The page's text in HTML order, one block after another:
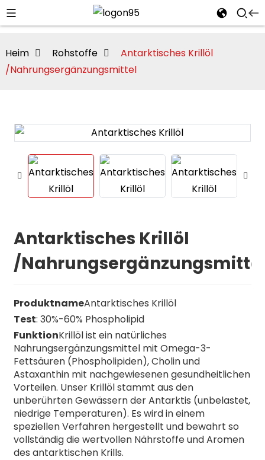
Heim Rohstoffe
Antarktisches Krillöl
/Nahrungsergänzungsmittel
Antarktisches Krillöl
/
ProduktnameAntarktisches Krillöl
Test: 30%-60% Phospholipid
FunktionKrillöl ist ein natürliches
Nahrungsergänzungsmittel mit Omega-3-
Fettsäuren (Phospholipiden), Cholin und
Astaxanthin mit nachgewiesenen gesundheitlichen
Vorteilen. Unser Krillöl stammt aus den
unberührten Gewässern der Antarktis (unbelastet,
niedrige Temperaturen). Es wird in einem
speziellen Verfahren hergestellt und bewahrt so
vollständig die wertvollen Nährstoffe und Aromen
des antarktischen Krills.